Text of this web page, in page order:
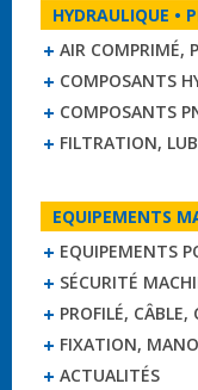
HYDRAULIQUE •
AIR COMPRIMÉ,
COMPOSANTS
COMPOSANTS
FILTRATION,
EQUIPEMENTS
EQUIPEMENTS
SÉCURITÉ
PROFILÉ,
FIXATION,
ACTUALITÉS